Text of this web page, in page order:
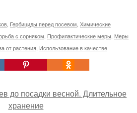
Гербициды перед посевом Химические
с сорняком Профилактические меры Меры
от растения Использование в качестве